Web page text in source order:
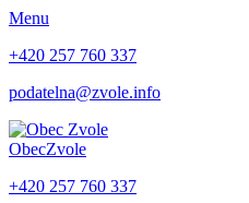
Menu
+420 257 760 337
podatelna@zvole.info
ObecZvole
+420 257 760 337